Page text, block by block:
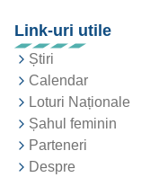
Link-uri utile
Știri
Calendar
Loturi Naționale
Șahul feminin
Parteneri
Despre